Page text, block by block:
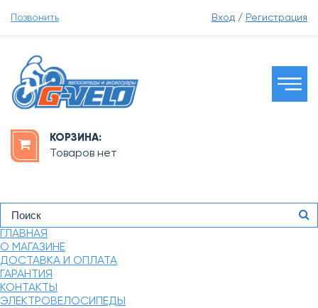
Позвонить Вход / Регистрация
КОРЗИНА:
Товаров нет
ГЛАВНАЯ
О МАГАЗИНЕ
ДОСТАВКА И ОПЛАТА
ГАРАНТИЯ
КОНТАКТЫ
ЭЛЕКТРОВЕЛОСИПЕДЫ